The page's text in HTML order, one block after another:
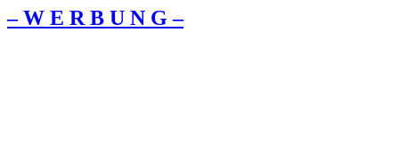
– W Ε R Β U Ν G –